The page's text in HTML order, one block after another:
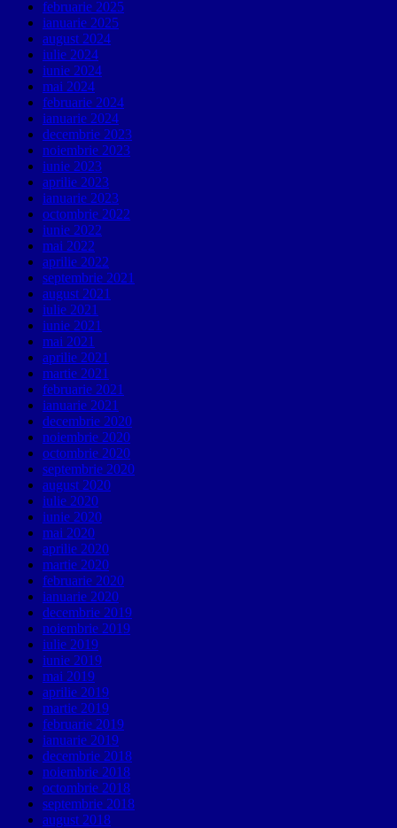
februarie 2025
ianuarie 2025
august 2024
iulie 2024
iunie 2024
mai 2024
februarie 2024
ianuarie 2024
decembrie 2023
noiembrie 2023
iunie 2023
aprilie 2023
ianuarie 2023
octombrie 2022
iunie 2022
mai 2022
aprilie 2022
septembrie 2021
august 2021
iulie 2021
iunie 2021
mai 2021
aprilie 2021
martie 2021
februarie 2021
ianuarie 2021
decembrie 2020
noiembrie 2020
octombrie 2020
septembrie 2020
august 2020
iulie 2020
iunie 2020
mai 2020
aprilie 2020
martie 2020
februarie 2020
ianuarie 2020
decembrie 2019
noiembrie 2019
iulie 2019
iunie 2019
mai 2019
aprilie 2019
martie 2019
februarie 2019
ianuarie 2019
decembrie 2018
noiembrie 2018
octombrie 2018
septembrie 2018
august 2018